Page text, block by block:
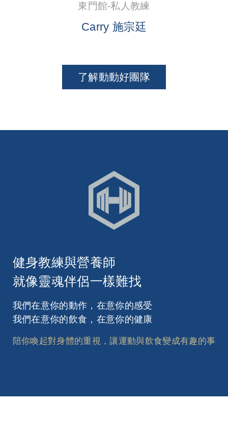
東門館-私人教練
Carry 施宗廷
了解動動好團隊
健身教練與營養師
就像靈魂伴侶一樣難找
我們在意你的動作，在意你的感受
我們在意你的飲食，在意你的健康
陪你喚起對身體的重視，讓運動與飲食變成有趣的事